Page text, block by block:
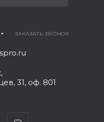
ЗАКАЗАТЬ ЗВОНОК
31, оф. 801